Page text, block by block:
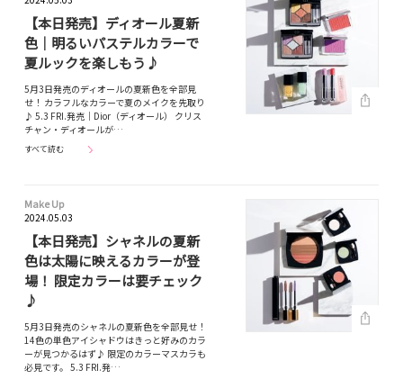
【本日発売】ディオール夏新
色｜明るいパステルカラーで
夏ルックを楽しもう♪
5月3日発売のディオールの夏新色を全部見
せ！ カラフルなカラーで夏のメイクを先取り
♪ 5.3 FRI.発売｜Dior（ディオール） クリス
チャン・ディオールが…
すべて読む
Make Up
2024.05.03
【本日発売】シャネルの夏新
色は太陽に映えるカラーが登
場！ 限定カラーは要チェック
♪
5月3日発売のシャネルの夏新色を全部見せ！
14色の単色アイシャドウはきっと好みのカラ
ーが見つかるはず♪ 限定のカラーマスカラも
必見です。 5.3 FRI.発…